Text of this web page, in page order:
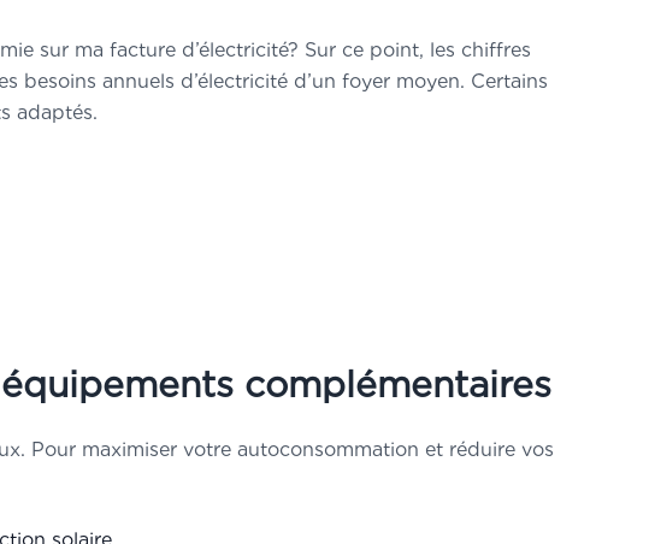
sur ma facture d’électricité? Sur ce point, les chiffres
besoins annuels d’électricité d’un foyer moyen. Certains
adaptés.
complémentaires
Pour maximiser votre autoconsommation et réduire vos